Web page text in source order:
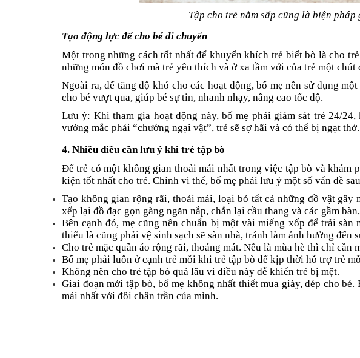
Tập cho trẻ nằm sấp cũng là biện
Tạo động lực để cho bé di chuyển
Một trong những cách tốt nhất để khuyến khích trẻ biết bò là cho
những món đồ chơi mà trẻ yêu thích và ở xa tầm với của trẻ một
Ngoài ra, để tăng độ khó cho các hoạt động, bố mẹ nên sử dụng
cho bé vượt qua, giúp bé sự tin, nhanh nhạy, nâng cao tốc độ.
Lưu ý: Khi tham gia hoạt động này, bố mẹ phải giám sát trẻ 24/
vướng mắc phải “chướng ngại vật”, trẻ sẽ sợ hãi và có thể bị ngạt thở.
4. Nhiều điều cần lưu ý khi trẻ tập bò
Để trẻ có một không gian thoải mái nhất trong việc tập bò và khám
kiện tốt nhất cho trẻ. Chính vì thế, bố mẹ phải lưu ý một số vấn đề
Tạo không gian rộng rãi, thoải mái, loại bỏ tất cả những đồ vật gây
xếp lại đồ đạc gọn gàng ngăn nắp, chắn lại cầu thang và các gầm
Bên cạnh đó, mẹ cũng nên chuẩn bị một vài miếng xốp để trải
thiểu là cũng phải vệ sinh sạch sẽ sàn nhà, tránh làm ảnh hưởng đến
Cho trẻ mặc quần áo rộng rãi, thoáng mát. Nếu là mùa hè thì chỉ
Bố mẹ phải luôn ở cạnh trẻ mỗi khi trẻ tập bò để kịp thời hỗ trợ trẻ
Không nên cho trẻ tập bò quá lâu vì điều này dễ khiến trẻ bị mệt.
Giai đoạn mới tập bò, bố mẹ không nhất thiết mua giày, dép cho
mái nhất với đôi chân trần của mình.